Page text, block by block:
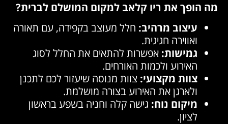
מה הופך את ריו קלאב למקום המושלם לברית?
עיצוב מרהיב: חלל מעוצב בקפידה, עם תאורה
ואווירה חגיגית.
גמישות: אפשרות להתאים את החלל לסוג
האירוע ולכמות האורחים.
צוות מקצועי: צוות מנוסה שיעזור לכם לתכנן
ולארגן את האירוע בצורה מושלמת.
מיקום נוח: גישה קלה וחניה בשפע בראשון
לציון.